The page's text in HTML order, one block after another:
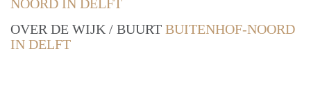
NOORD IN DELFT
OVER DE WIJK / BUURT BUITENHOF-NOORD
IN DELFT